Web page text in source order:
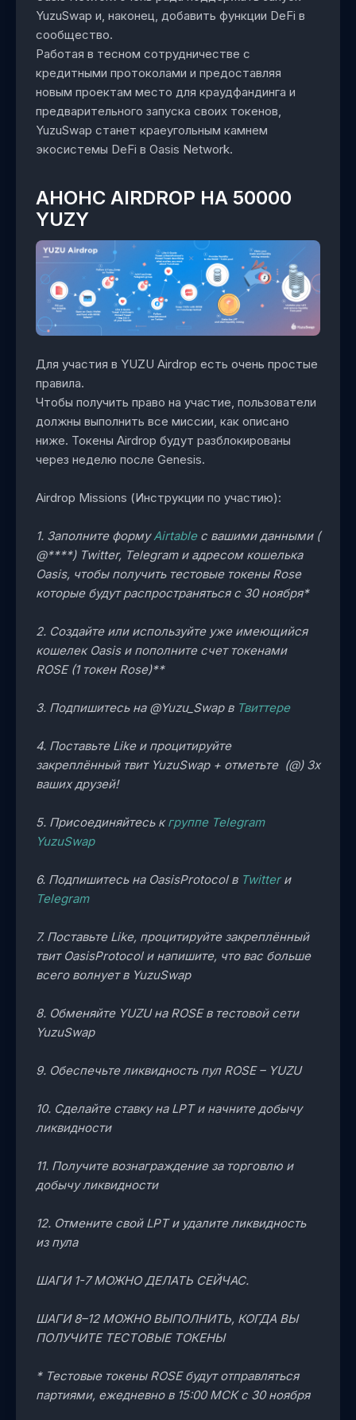
YuzuSwap и, наконец, добавить функции DeFi в
сообщество.
Работая в тесном сотрудничестве с
кредитными протоколами и предоставляя
новым проектам место для краудфандинга и
предварительного запуска своих токенов,
YuzuSwap станет краеугольным камнем
экосистемы DeFi в Oasis Network.
АНОНС AIRDROP НА 50000
YUZY
Для участия в YUZU Airdrop есть очень простые
правила.
Чтобы получить право на участие, пользователи
должны выполнить все миссии, как описано
ниже. Токены Airdrop будут разблокированы
через неделю после Genesis.
Airdrop Missions (Инструкции по участию):
1. Заполните формуAirtableс вашими данными (
@****) Twitter, Telegram и адресом кошелька
Oasis, чтобы получить тестовые токены Rose
которые будут распространяться с 30 ноября*
2. Создайте или используйте уже имеющийся
кошелек Oasis и пополните счет токенами
ROSE (1 токен Rose)**
3. Подпишитесь на @Yuzu_Swap в Твиттере
4. Поставьте Like и процитируйте
закреплённый твит YuzuSwap + отметьте (@) 3х
ваших друзей!
5. Присоединяйтесь кгруппе Telegram
YuzuSwap
6. Подпишитесь на OasisProtocol в Twitterи
Telegram
7. Поставьте Like, процитируйте закреплённый
твит OasisProtocol и напишите, что вас больше
всего волнует в YuzuSwap
8. Обменяйте YUZU на ROSE в тестовой сети
YuzuSwap
9. Обеспечьте ликвидность пул ROSE – YUZU
10. Сделайте ставку на LPT и начните добычу
ликвидности
11. Получите вознаграждение за торговлю и
добычу ликвидности
12. Отмените свой LPT и удалите ликвидность
из пула
ШАГИ 1-7 МОЖНО ДЕЛАТЬ СЕЙЧАС.
ШАГИ 8–12 МОЖНО ВЫПОЛНИТЬ, КОГДА ВЫ
ПОЛУЧИТЕ ТЕСТОВЫЕ ТОКЕНЫ
* Тестовые токены ROSE будут отправляться
партиями, ежедневно в 15:00 МСК с 30 ноября